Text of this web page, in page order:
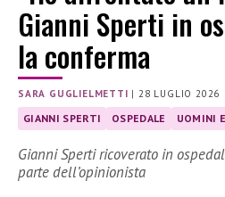
Gianni Sperti in
la conferma
SARA GUGLIELMETTI | 28 LUGLIO 2026
GIANNI SPERTI OSPEDALE UOMINI
Gianni Sperti ricoverato in
parte dell’opinionista